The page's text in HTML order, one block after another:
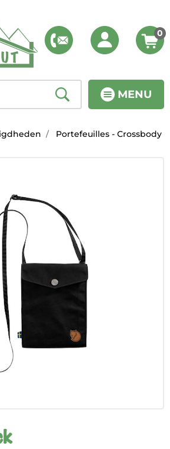
MENU
0
Portefeuilles - Crossbody